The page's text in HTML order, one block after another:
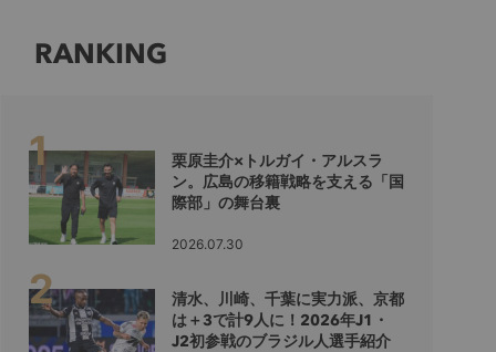
RANKING
栗原圭介×トルガイ・アルスラ
ン。広島の移籍戦略を支える「国
際部」の舞台裏
2026.07.30
清水、川崎、千葉に実力派、京都
は＋3で計9人に！2026年J1・
J2初参戦のブラジル人選手紹介